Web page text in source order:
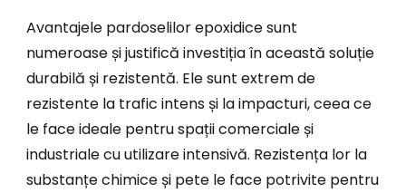
Avantajele pardoselilor epoxidice sunt
numeroase și justifică investiția în această soluție
durabilă și rezistentă. Ele sunt extrem de
rezistente la trafic intens și la impacturi, ceea ce
le face ideale pentru spații comerciale și
industriale cu utilizare intensivă. Rezistența lor la
substanțe chimice și pete le face potrivite pentru